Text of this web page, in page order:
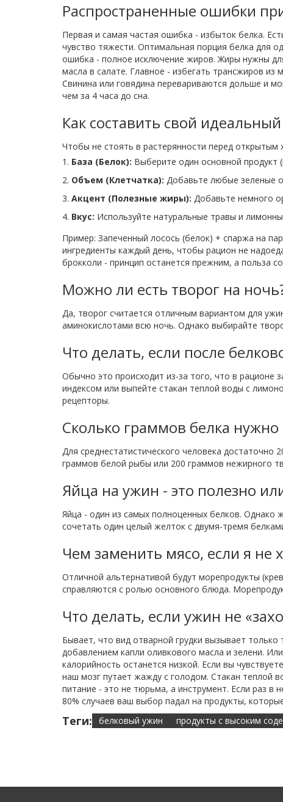
Распространенные ошибки
Первая и самая частая ошибка - избыток белка.
чувство тяжести. Оптимальная порция белка для
ошибка - полное исключение жиров. Жиры нужны
масла в салате. Главное - избегать трансжиров
Свинина или говядина перевариваются дольше и
чем за 4 часа до сна.
Как составить свой
Чтобы не стоять в растерянности перед
База (Белок): Выберите один основной продукт
Объем (Клетчатка): Добавьте любые зеленые
Акцент (Полезные жиры): Добавьте немного
Вкус: Используйте натуральные травы и
Пример: Запеченный лосось (белок) + спаржа на
ингредиенты каждый день, чтобы рацион не
брокколи - принцип останется прежним, а польза
Можно ли есть творог на
Да, творог считается отличным вариантом для
аминокислотами всю ночь. Однако выбирайте
Что делать, если после
Обычно это происходит из-за того, что в рационе
индексом или выпейте стакан теплой воды с
рецепторы.
Сколько граммов белка
Для среднестатистического человека достаточно
граммов белой рыбы или 200 граммов нежирного
Яйца на ужин - это полезно
Яйца - один из самых полноценных белков.
сочетать один целый желток с двумя-тремя
Чем заменить мясо, если я не
Отличной альтернативой будут морепродукты
справляются с ролью основного блюда.
Что делать, если ужин не
Бывает, что вид отварной грудки вызывает
добавлением капли оливкового масла и зелени.
калорийность останется низкой. Если вы
наш мозг путает жажду с голодом. Стакан теплой
питание - это не тюрьма, а инструмент. Если раз
80% случаев ваш выбор падал на продукты,
Теги: белковый ужин продукты с высоким